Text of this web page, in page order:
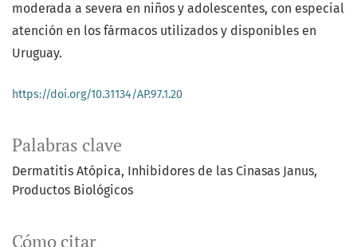
Palabras clave
Dermatitis Atópica Inhibidores de las Cinasas Janus
Productos Biológicos
Cómo citar
moderada a severa en niños y adolescentes, con especial
atención en los fármacos utilizados y disponibles en
Uruguay.
https://doi.org/10.31134/AP.97.1.20